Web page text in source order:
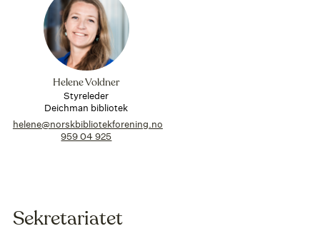
Helene Voldner
Styreleder
Deichman bibliotek
helene@norskbibliotekforening.no
959 04 925
Sekretariatet